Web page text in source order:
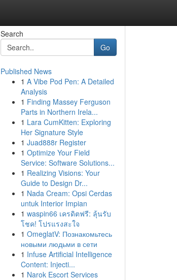
Search
Go
Published News
1 A Vibe Pod Pen: A Detailed
Analysis
1 Finding Massey Ferguson
Parts in Northern Irela...
1 Lara CumKitten: Exploring
Her Signature Style
1 Juad888r Register
1 Optimize Your Field
Service: Software Solutions...
1 Realizing Visions: Your
Guide to Design Dr...
1 Nada Cream: Opsi Cerdas
untuk Interior Impian
1 waspin66 เครดิตฟรี: ลุ้นรับ
โชค! โปรแรงสะใจ
1 OmeglatV: Познакомьтесь
новыми людьми в сети
1 Infuse Artificial Intelligence
Content: Injecti...
1 Narok Escort Services